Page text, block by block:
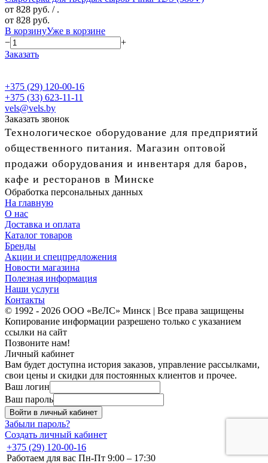
от 828 руб. / .
от 828 руб.
В корзинуУже в корзине
−
+
Заказать
+375 (29) 120-00-16
+375 (33) 623-11-11
vels@vels.by
Заказать звонок
Технологическое оборудование для предприятий
общественного питания. Магазин оптовой
продажи оборудования и инвентаря для баров,
кафе и ресторанов в Минске
Обработка персональных данных
На главную
О нас
Доставка и оплата
Каталог товаров
Бренды
Акции и спецпредложения
Новости магазина
Полезная информация
Наши услуги
Контакты
© 1992 - 2026 ООО «ВеЛС» Минск | Все права защищены
Копирование информации разрешено только с указанием
ссылки на сайт
Позвоните нам!
Личный кабинет
Вам будет доступна история заказов, управление рассылками,
свои цены и скидки для постоянных клиентов и прочее.
Ваш логин
Ваш пароль
Войти в личный кабинет
Забыли пароль?
Создать личный кабинет
+375 (29) 120-00-16
Работаем для вас Пн-Пт 9:00 – 17:30